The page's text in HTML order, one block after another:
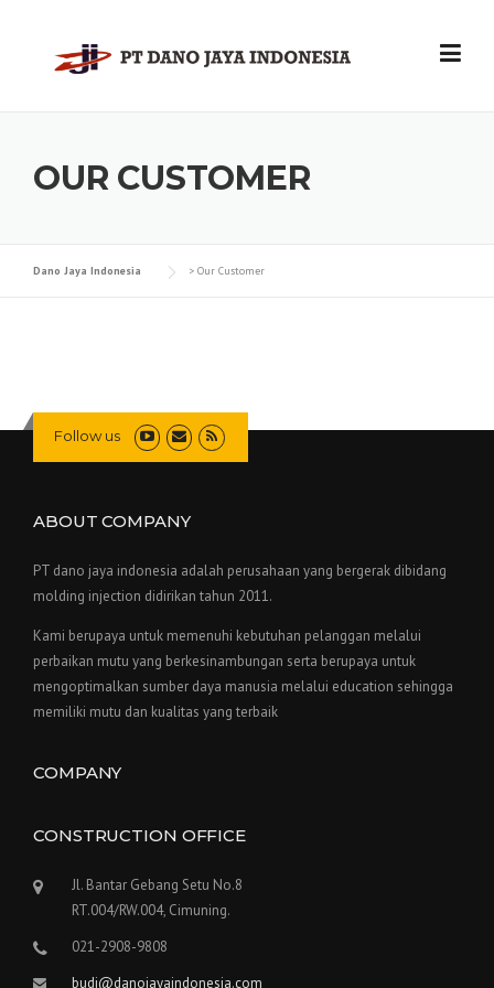
OUR CUSTOMER
Dano Jaya Indonesia > Our Customer
Follow us
ABOUT COMPANY
PT dano jaya indonesia adalah perusahaan yang bergerak dibidang
molding injection didirikan tahun 2011.
Kami berupaya untuk memenuhi kebutuhan pelanggan melalui
perbaikan mutu yang berkesinambungan serta berupaya untuk
mengoptimalkan sumber daya manusia melalui education sehingga
memiliki mutu dan kualitas yang terbaik
COMPANY
CONSTRUCTION OFFICE
Jl. Bantar Gebang Setu No.8
RT.004/RW.004, Cimuning.
021-2908-9808
budi@danojayaindonesia.com